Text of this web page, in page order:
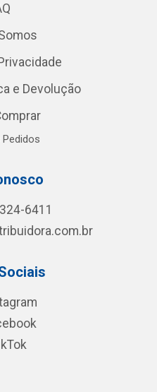
e Devolução
6411